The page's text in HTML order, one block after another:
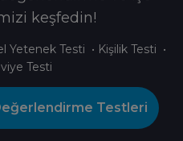
keşfedin!
Yetenek Testi • Kişilik Testi •
Testi
Testleri